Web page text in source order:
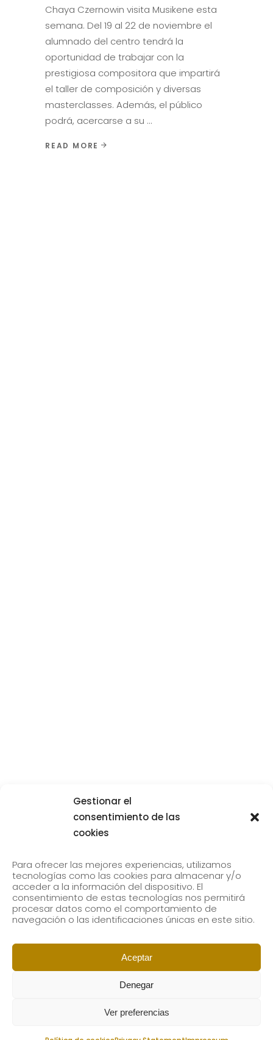
Gestionar el
consentimiento de las
cookies
Para ofrecer las mejores experiencias, utilizamos
tecnologías como las cookies para almacenar y/o
acceder a la información del dispositivo. El
consentimiento de estas tecnologías nos permitirá
procesar datos como el comportamiento de
navegación o las identificaciones únicas en este sitio.
Aceptar
Denegar
Ver preferencias
Chaya Czernowin visita Musikene esta
semana. Del 19 al 22 de noviembre el
alumnado del centro tendrá la
oportunidad de trabajar con la
prestigiosa compositora que impartirá
el taller de composición y diversas
masterclasses. Además, el público
podrá, acercarse a su
READ MORE
Destacados,Noticias
El próximo 15 de mayo finaliza el plazo
estudios oficiales de Grado y Máster de
Musikene del curso 2026–2027. Musikene
ofrece una formación artística de alto
nivel conectada con la realidad
profesional de la